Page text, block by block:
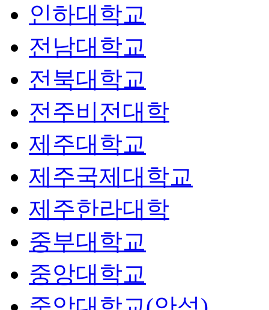
인하대학교
전남대학교
전북대학교
전주비전대학
제주대학교
제주국제대학교
제주한라대학
중부대학교
중앙대학교